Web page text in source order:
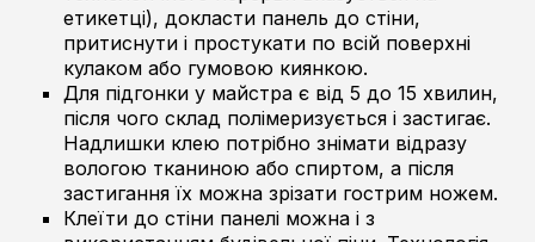
етикетці), докласти панель до стіни,
притиснути і простукати по всій поверхні
кулаком або гумовою киянкою.
Для підгонки у майстра є від 5 до 15 хвилин,
після чого склад полімеризується і застигає.
Надлишки клею потрібно знімати відразу
вологою тканиною або спиртом, а після
застигання їх можна зрізати гострим ножем.
Клеїти до стіни панелі можна і з